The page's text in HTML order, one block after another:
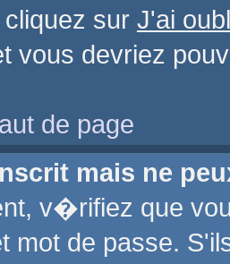
sur J'ai
vous devriez
de page
mais ne
v�rifiez que
mot de passe.